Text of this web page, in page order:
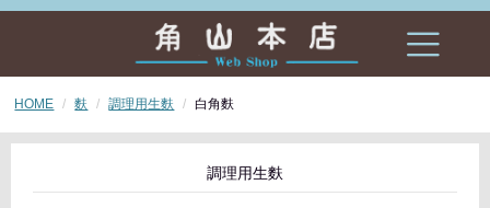
HOME 麩 調理用生麩 白角麩
調理用生麩